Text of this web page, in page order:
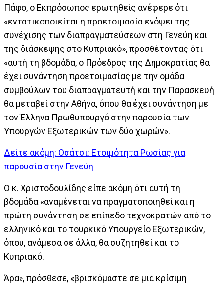
Πάφο, ο Εκπρόσωπος ερωτηθείς ανέφερε ότι
«εντατικοποιείται η προετοιμασία ενόψει της
συνέχισης των διαπραγματεύσεων στη Γενεύη και
της διάσκεψης στο Κυπριακό», προσθέτοντας ότι
«αυτή τη βδομάδα, ο Πρόεδρος της Δημοκρατίας θα
έχει συνάντηση προετοιμασίας με την ομάδα
συμβούλων του διαπραγματευτή και την Παρασκευή
θα μεταβεί στην Αθήνα, όπου θα έχει συνάντηση με
τον Έλληνα Πρωθυπουργό στην παρουσία των
Υπουργών Εξωτερικών των δύο χωρών».
Δείτε ακόμη: Οσάτσι: Ετοιμότητα Ρωσίας για
παρουσία στην Γενεύη
Ο κ. Χριστοδουλίδης είπε ακόμη ότι αυτή τη
βδομάδα «αναμένεται να πραγματοποιηθεί και η
πρώτη συνάντηση σε επίπεδο τεχνοκρατών από το
ελληνικό και το τουρκικό Υπουργείο Εξωτερικών,
όπου, ανάμεσα σε άλλα, θα συζητηθεί και το
Κυπριακό.
Άρα», πρόσθεσε, «βρισκόμαστε σε μια κρίσιμη